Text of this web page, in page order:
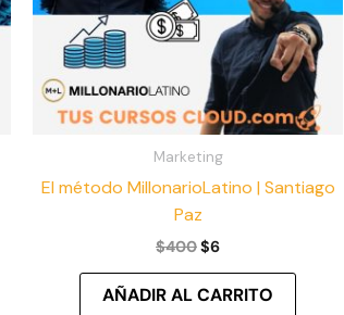
Marketing
El método MillonarioLatino | Santiago
Paz
$400$6
AÑADIR AL CARRITO